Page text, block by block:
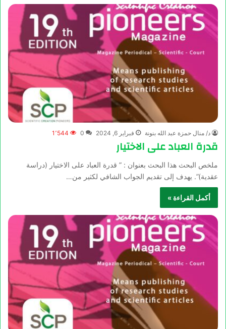
د/ منال حمزة عبد الله بنونة فبراير 6, 2024 0 1٬544
قدرة العباد على الاختيار
ملخص البحث هذا البحث بعنوان : ” قدرة العباد على الاختيار (دراسة
عقدية)”. يهدف إلى تقديم الجواب الشافي لكثير من…
أكمل القراءة »